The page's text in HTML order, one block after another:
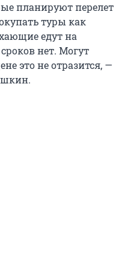
планируют перелет
туры как
едут на
нет. Могут
это не отразится, —